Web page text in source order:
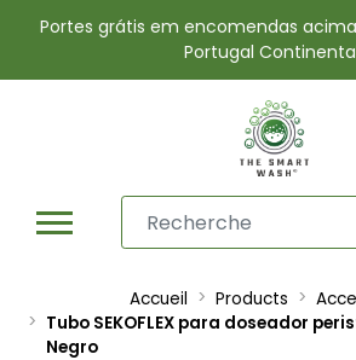
Portes grátis em encomendas
Portugal
Accueil Products
Tubo SEKOFLEX para doseador
Negro